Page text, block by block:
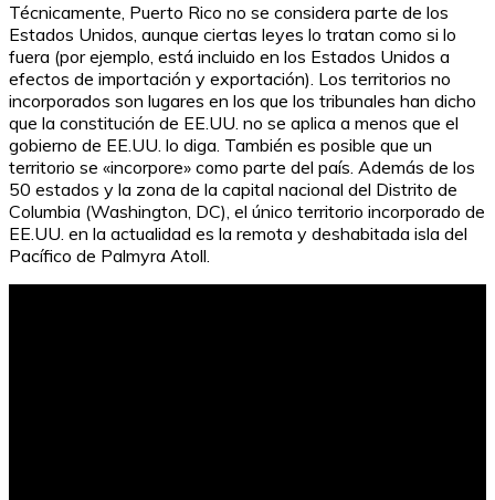
Técnicamente, Puerto Rico no se considera parte de los
Estados Unidos, aunque ciertas leyes lo tratan como si lo
fuera (por ejemplo, está incluido en los Estados Unidos a
efectos de importación y exportación). Los territorios no
incorporados son lugares en los que los tribunales han dicho
que la constitución de EE.UU. no se aplica a menos que el
gobierno de EE.UU. lo diga. También es posible que un
territorio se «incorpore» como parte del país. Además de los
50 estados y la zona de la capital nacional del Distrito de
Columbia (Washington, DC), el único territorio incorporado de
EE.UU. en la actualidad es la remota y deshabitada isla del
Pacífico de Palmyra Atoll.